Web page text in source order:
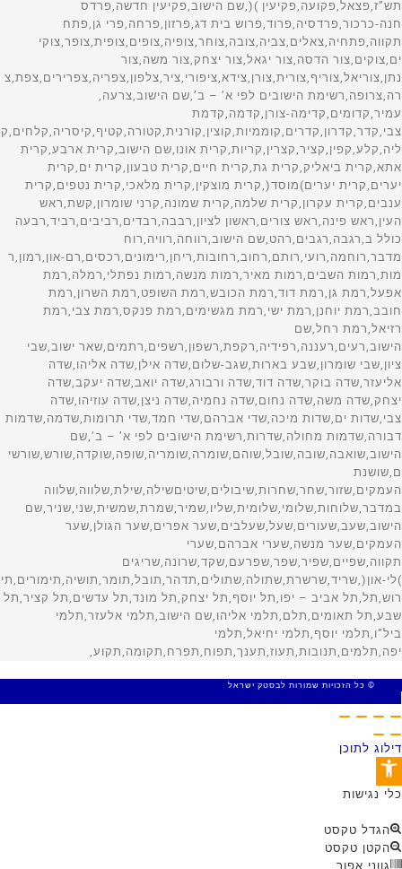
© כל הזכויות שמורות לבסטק ישראל
דילוג לתוכן
פתח סרגל נגישות
כלי נגישות
הגדל טקסט
הקטן טקסט
גווני אפור